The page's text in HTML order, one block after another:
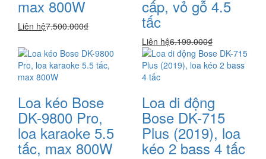
max 800W
Liên hệ7.500.000₫
cấp, vỏ gỗ 4.5
tấc
Liên hệ6.199.000₫
Loa kéo Bose
DK-9800 Pro,
loa karaoke 5.5
tấc, max 800W
Loa di động
Bose DK-715
Plus (2019), loa
kéo 2 bass 4 tấc